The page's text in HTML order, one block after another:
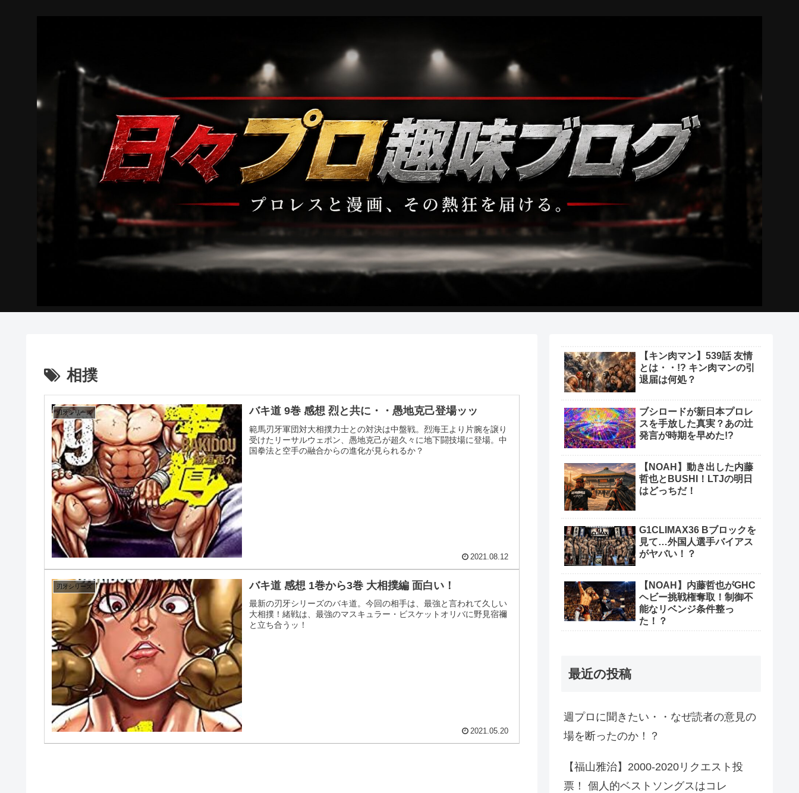
相撲
刃牙シリーズ バキ道 9巻 感想 烈と共に・・愚地克己登場ッッ
範馬刃牙軍団対大相撲力士との対決は中盤戦。烈海王より片腕を譲り
受けたリーサルウェポン、愚地克己が超久々に地下闘技場に登場。中
国拳法と空手の融合からの進化が見られるか？
2021.08.12
刃牙シリーズ バキ道 感想 1巻から3巻 大相撲編 面白い！
最新の刃牙シリーズのバキ道。今回の相手は、最強と言われて久しい
大相撲！緒戦は、最強のマスキュラー・ビスケットオリバに野見宿禰
と立ち合うッ！
2021.05.20
【キン肉マン】539話 友情
とは・・!? キン肉マンの引
退届は何処？
ブシロードが新日本プロレ
スを手放した真実？あの辻
発言が時期を早めた!?
【NOAH】動き出した内藤
哲也とBUSHI！LTJの明日
はどっちだ！
G1CLIMAX36 Bブロックを
見て…外国人選手バイアス
がヤバい！？
【NOAH】内藤哲也がGHC
ヘビー挑戦権奪取！制御不
能なリベンジ条件整っ
た！？
最近の投稿
週プロに聞きたい・・なぜ読者の意見の
場を断ったのか！？
【福山雅治】2000-2020リクエスト投
票！ 個人的ベストソングスはコレ